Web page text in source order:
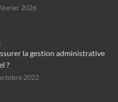
2026
la gestion administrative
?
2022